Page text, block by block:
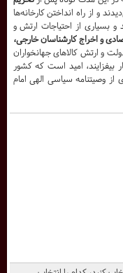
و از راه انداختن کارخانه‌ها
و بسیاری از احتیاجات ارتش و
و اخراج کارشناسان خارجی،
و ارتش کالاهای جهانخواران
امید است که کشور
از وصیتنامه سیاسی الهی امام